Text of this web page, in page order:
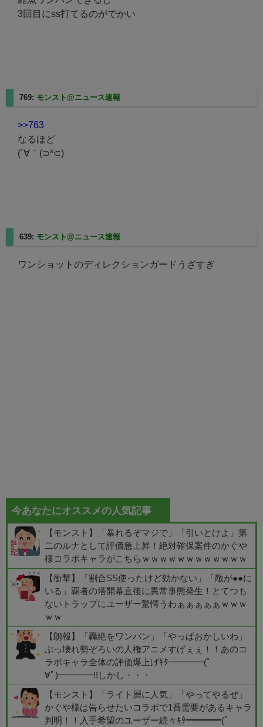
3回目にss打てるのがでかい
769: モンスト@ニュース速報
>>763
なるほど
(´∀｀(⊃*⊂)
639: モンスト@ニュース速報
ワンショットのディレクションガードうざすぎ
今あなたにオススメの人気記事
【モンスト】「暴れるぞマジで」「引いとけよ」第
二のルナとして評価急上昇！絶対確保案件のかぐや
様コラボキャラがこちらｗｗｗｗｗｗｗｗｗｗｗｗ
【衝撃】「割合SS使ったけど効かない」「敵が●●に
いる」覇者の塔開幕直後に異常事態発生！とてつも
ないトラップにユーザー驚愕うわぁぁぁぁぁｗｗｗ
ｗｗ
【朗報】「轟絶をワンパン」「やっぱおかしいわ」
ぶっ壊れ勢ぞろいの人権アニメすげぇぇ！！あのコ
ラボキャラ全体の評価爆上げｷﾀ━━━━(ﾟ
∀ﾟ)━━━━!!しかし・・・
【モンスト】「ライト層に人気」「やってやるぜ」
かぐや様は告らせたいコラボで1番需要があるキャラ
判明！！入手希望のユーザー続々ｷﾀ━━━━(ﾟ